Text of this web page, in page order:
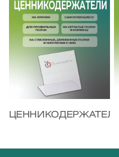
ЦЕННИКОДЕРЖАТЕЛИ